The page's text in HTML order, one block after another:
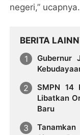
negeri,” ucapnya.
BERITA
Gubernur
SMPN 14
Libatkan
Baru